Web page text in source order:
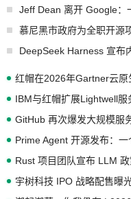
Jeff Dean 离开 Google：
慕尼黑市政府为全职开源
红帽在2026年Gartner云
GitHub 再次爆发大规模服